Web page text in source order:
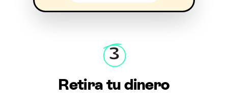
3
Retira tu dinero